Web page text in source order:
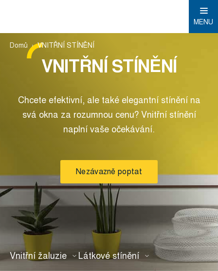
MENU
Domů VNITŘNÍ STÍNĚNÍ
VNITŘNÍ STÍNĚNÍ
Chcete efektivní, ale také elegantní stínění na
svá okna za rozumnou cenu? Vnitřní stínění
naplní vaše očekávání.
Nezávazně poptat
Vnitřní žaluzie Látkové stínění